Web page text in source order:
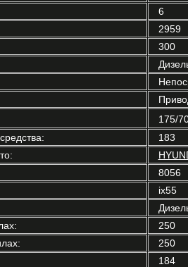
6
2959
300
175/
183
8056
ix55
250
250
184